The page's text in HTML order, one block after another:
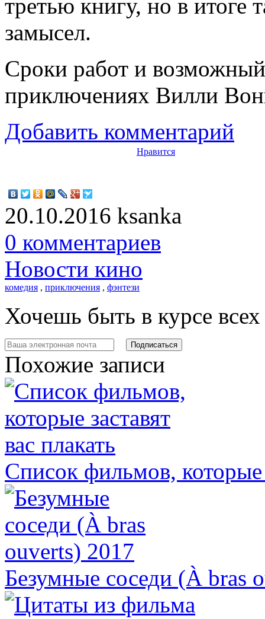
третью книгу, но в итоге
замысел.
Сроки работ и
приключениях Вилли
Добавить комментарий
Нравится
20.10.2016 ksanka
0 комментариев
Новости кино
комедия , приключения , фэнтези
Хочешь быть в курсе
Похожие записи
Список фильмов, которые
Безумные соседи (À bras